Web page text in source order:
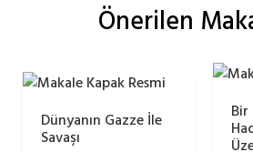
Önerilen
Dünyanın Gazze İle
Savaşı
Bir